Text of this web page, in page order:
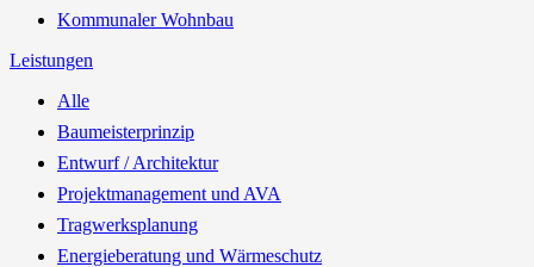
Kommunaler Wohnbau
Leistungen
Alle
Baumeisterprinzip
Entwurf / Architektur
Projektmanagement und AVA
Tragwerksplanung
Energieberatung und Wärmeschutz